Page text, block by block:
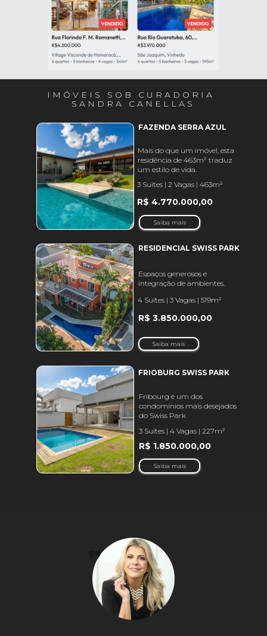
IMÓVEIS SOB CURADORIA
SANDRA CANELLAS
Estudo de mercado
técnico:
FRIOBURG SWISS PARK
FAZENDA SERRA AZUL
Espaços generosos e
integração de ambientes.
Fribourg é um dos
condomínios mais desejados
do Swiss Park
Mais do que um imóvel, esta
residência de 463m² traduz
um estilo de vida.
4 Suítes | 3 Vagas | 519m²
3 Suítes | 4 Vagas | 227m²
3 Suítes | 2 Vagas | 463m²
Saiba mais
Saiba mais
Saiba mais
R$ 4.770.000,00
R$ 1.850.000,00
R$ 3.850.000,00